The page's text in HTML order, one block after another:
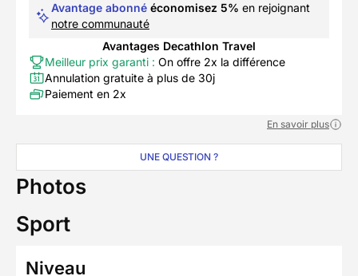
Avantage abonné économisez 5% en rejoignant
notre communauté
Avantages Decathlon Travel
Meilleur prix garanti : On offre 2x la différence
Annulation gratuite à plus de 30j
Paiement en 2x
En savoir plus
UNE QUESTION ?
Photos
Sport
Niveau